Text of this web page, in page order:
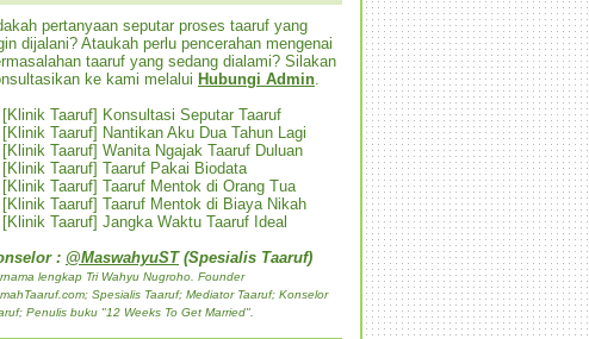
pertanyaan seputar proses taaruf yang
dijalani? Ataukah perlu pencerahan mengenai
taaruf yang sedang dialami? Silakan
ke kami melalui Hubungi Admin
[Klinik Taaruf] Konsultasi Seputar Taaruf
[Klinik Taaruf] Nantikan Aku Dua Tahun Lagi
[Klinik Taaruf] Wanita Ngajak Taaruf Duluan
[Klinik Taaruf] Taaruf Pakai Biodata
[Klinik Taaruf] Taaruf Mentok di Orang Tua
[Klinik Taaruf] Taaruf Mentok di Biaya Nikah
[Klinik Taaruf] Jangka Waktu Taaruf Ideal
: @MaswahyuST(Spesialis Taaruf)
lengkap Tri Wahyu Nugroho. Founder
Spesialis Taaruf; Mediator Taaruf; Konselor
Penulis buku "12 Weeks To Get Married".